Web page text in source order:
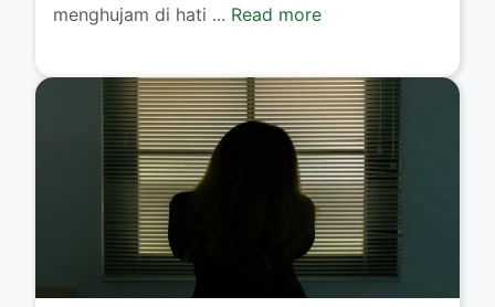
menghujam di hati ... Read more